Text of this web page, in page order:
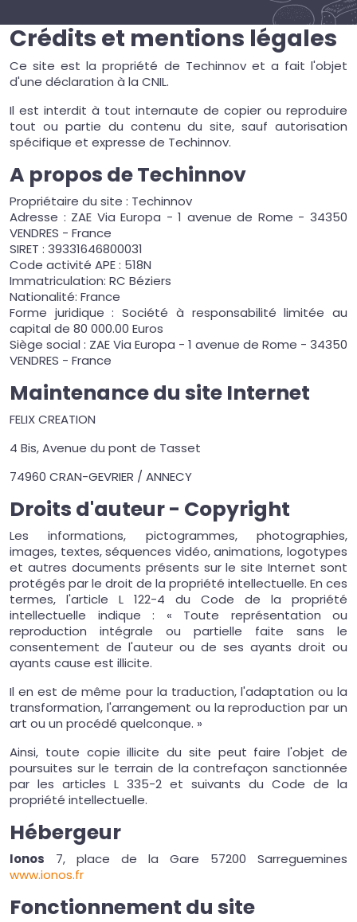
Crédits et mentions légales
Ce site est la propriété de Techinnov et a fait l'objet
d'une déclaration à la CNIL.
Il est interdit à tout internaute de copier ou reproduire
tout ou partie du contenu du site, sauf autorisation
spécifique et expresse de Techinnov.
A propos de Techinnov
Propriétaire du site : Techinnov
Adresse : ZAE Via Europa - 1 avenue de Rome - 34350
VENDRES - France
SIRET : 39331646800031
Code activité APE : 518N
Immatriculation: RC Béziers
Nationalité: France
Forme juridique : Société à responsabilité limitée au
capital de 80 000.00 Euros
Siège social : ZAE Via Europa - 1 avenue de Rome - 34350
VENDRES - France
Maintenance du site Internet
FELIX CREATION
4 Bis, Avenue du pont de Tasset
74960 CRAN-GEVRIER / ANNECY
Droits d'auteur - Copyright
Les informations, pictogrammes, photographies,
images, textes, séquences vidéo, animations, logotypes
et autres documents présents sur le site Internet sont
protégés par le droit de la propriété intellectuelle. En ces
termes, l'article L 122-4 du Code de la propriété
intellectuelle indique : « Toute représentation ou
reproduction intégrale ou partielle faite sans le
consentement de l'auteur ou de ses ayants droit ou
ayants cause est illicite.
Il en est de même pour la traduction, l'adaptation ou la
transformation, l'arrangement ou la reproduction par un
art ou un procédé quelconque. »
Ainsi, toute copie illicite du site peut faire l'objet de
poursuites sur le terrain de la contrefaçon sanctionnée
par les articles L 335-2 et suivants du Code de la
propriété intellectuelle.
Hébergeur
Ionos 7, place de la Gare 57200 Sarreguemines
www.ionos.fr
Fonctionnement du site